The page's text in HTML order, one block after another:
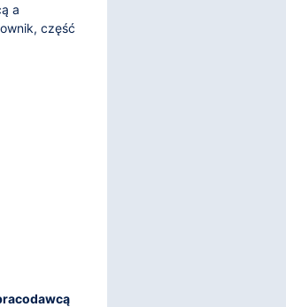
a
część